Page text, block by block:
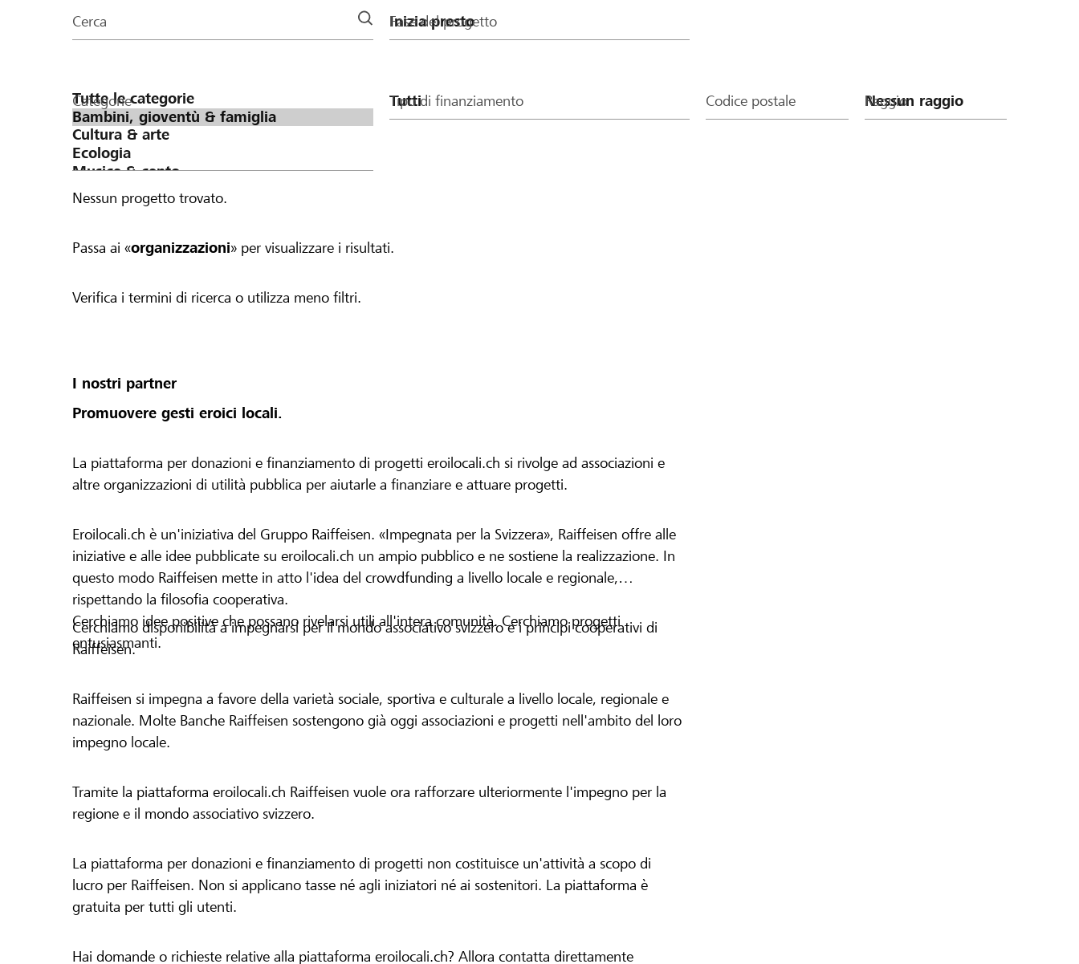
della
Cerca Fase del progetto
Categorie Tipo di finanziamento Codice postale Raggio
Nessun progetto trovato.
Passa ai «organizzazioni» per visualizzare i risultati.
Verifica i termini di ricerca o utilizza meno filtri.
I nostri partner
Promuovere gesti eroici locali.
La piattaforma per donazioni e finanziamento di progetti eroilocali.ch si rivolge ad associazioni e
altre organizzazioni di utilità pubblica per aiutarle a finanziare e attuare progetti.
Eroilocali.ch è un'iniziativa del Gruppo Raiffeisen. «Impegnata per la Svizzera», Raiffeisen offre alle
iniziative e alle idee pubblicate su eroilocali.ch un ampio pubblico e ne sostiene la realizzazione. In
questo modo Raiffeisen mette in atto l'idea del crowdfunding a livello locale e regionale,
rispettando la filosofia cooperativa.
Cerchiamo idee positive che possano rivelarsi utili all'intera comunità. Cerchiamo progetti
entusiasmanti.
Cerchiamo disponibilità a impegnarsi per il mondo associativo svizzero e i principi cooperativi di
Raiffeisen.
Raiffeisen si impegna a favore della varietà sociale, sportiva e culturale a livello locale, regionale e
nazionale. Molte Banche Raiffeisen sostengono già oggi associazioni e progetti nell'ambito del loro
impegno locale.
Tramite la piattaforma eroilocali.ch Raiffeisen vuole ora rafforzare ulteriormente l'impegno per la
regione e il mondo associativo svizzero.
La piattaforma per donazioni e finanziamento di progetti non costituisce un'attività a scopo di
lucro per Raiffeisen. Non si applicano tasse né agli iniziatori né ai sostenitori. La piattaforma è
gratuita per tutti gli utenti.
Hai domande o richieste relative alla piattaforma eroilocali.ch? Allora contatta direttamente